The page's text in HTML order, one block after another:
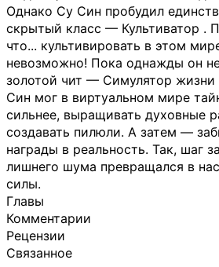
Однако Су Син пробудил
скрытый класс — Культиватор .
что... культивировать в этом
невозможно! Пока однажды он
золотой чит — Симулятор жизни
Син мог в виртуальном мире
сильнее, выращивать духовные
создавать пилюли. А затем —
награды в реальность. Так, шаг
лишнего шума превращался в
силы.
Главы
Комментарии
Рецензии
Связанное